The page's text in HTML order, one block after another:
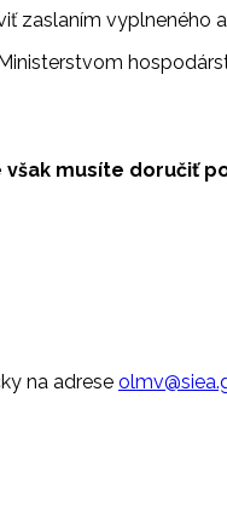
zaslaním vyplneného
však musíte doručiť
na adrese